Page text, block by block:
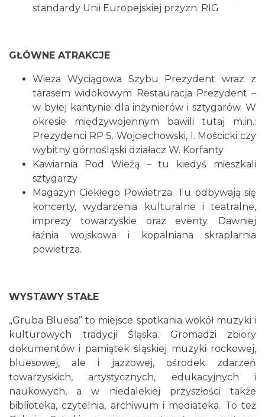
standardy Unii Europejskiej przyzn. RIG
GŁÓWNE ATRAKCJE
Wieża Wyciągowa Szybu Prezydent wraz z
tarasem widokowym Restauracja Prezydent –
w byłej kantynie dla inżynierów i sztygarów. W
okresie międzywojennym bawili tutaj m.in.:
Prezydenci RP S. Wojciechowski, I. Mościcki czy
wybitny górnośląski działacz W. Korfanty
Kawiarnia Pod Wieżą – tu kiedyś mieszkali
sztygarzy
Magazyn Ciekłego Powietrza. Tu odbywają się
koncerty, wydarzenia kulturalne i teatralne,
imprezy towarzyskie oraz eventy. Dawniej
łaźnia wojskowa i kopalniana skraplarnia
powietrza.
WYSTAWY STAŁE
„Gruba Bluesa” to miejsce spotkania wokół muzyki i
kulturowych tradycji Śląska. Gromadzi zbiory
dokumentów i pamiątek śląskiej muzyki rockowej,
bluesowej, ale i jazzowej, ośrodek zdarzeń
towarzyskich, artystycznych, edukacyjnych i
naukowych, a w niedalekiej przyszłości także
biblioteka, czytelnia, archiwum i mediateka. To też